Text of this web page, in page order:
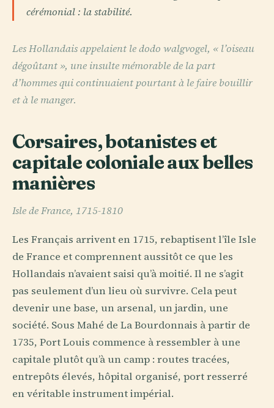
cérémonial : la stabilité.
Les Hollandais appelaient le dodo walgvogel, « l’oiseau
dégoûtant », une insulte mémorable de la part
d’hommes qui continuaient pourtant à le faire bouillir
et à le manger.
Corsaires, botanistes et
capitale coloniale aux belles
manières
Isle de France, 1715-1810
Les Français arrivent en 1715, rebaptisent l’île Isle
de France et comprennent aussitôt ce que les
Hollandais n’avaient saisi qu’à moitié. Il ne s’agit
pas seulement d’un lieu où survivre. Cela peut
devenir une base, un arsenal, un jardin, une
société. Sous Mahé de La Bourdonnais à partir de
1735, Port Louis commence à ressembler à une
capitale plutôt qu’à un camp : routes tracées,
entrepôts élevés, hôpital organisé, port resserré
en véritable instrument impérial.